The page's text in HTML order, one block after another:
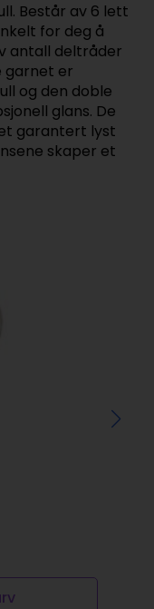
Består av 6 lett
for deg å
antall deltråder
garnet er
og den doble
glans. De
garantert lyst
skaper et